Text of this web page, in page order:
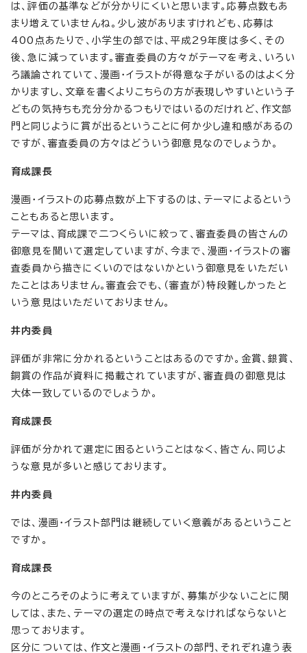
は、評価の基準などが分かりにくいと思います。応募点数もあ
まり増えていませんね。少し波がありますけれども、応募は
400点あたりで、小学生の部では、平成29年度は多く、その
後、急に減っています。審査委員の方々がテーマを考え、いろい
ろ議論されていて、漫画・イラストが得意な子がいるのはよく分
かりますし、文章を書くよりこちらの方が表現しやすいという子
どもの気持ちも充分分かるつもりではいるのだけれど、作文部
門と同じように賞が出るということに何か少し違和感があるの
ですが、審査委員の方々はどういう御意見なのでしょうか。
育成課長
漫画・イラストの応募点数が上下するのは、テーマによるという
こともあると思います。
テーマは、育成課で二つくらいに絞って、審査委員の皆さんの
御意見を聞いて選定していますが、今まで、漫画・イラストの審
査委員から描きにくいのではないかという御意見をいただい
たことはありません。審査会でも、（審査が）特段難しかったと
いう意見はいただいておりません。
井内委員
評価が非常に分かれるということはあるのですか。金賞、銀賞、
銅賞の作品が資料に掲載されていますが、審査員の御意見は
大体一致しているのでしょうか。
育成課長
評価が分かれて選定に困るということはなく、皆さん、同じよ
うな意見が多いと感じております。
井内委員
では、漫画・イラスト部門は継続していく意義があるということ
ですか。
育成課長
今のところそのように考えていますが、募集が少ないことに関
しては、また、テーマの選定の時点で考えなければならないと
思っております。
区分については、作文と漫画・イラストの部門、それぞれ違う表